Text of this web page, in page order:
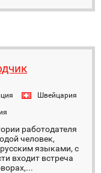
Швейцария
работодателя
человек,
языками, с
входит встреча